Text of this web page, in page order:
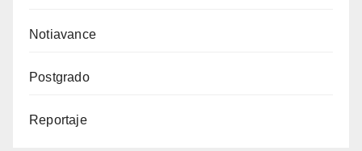
Notiavance
Postgrado
Reportaje